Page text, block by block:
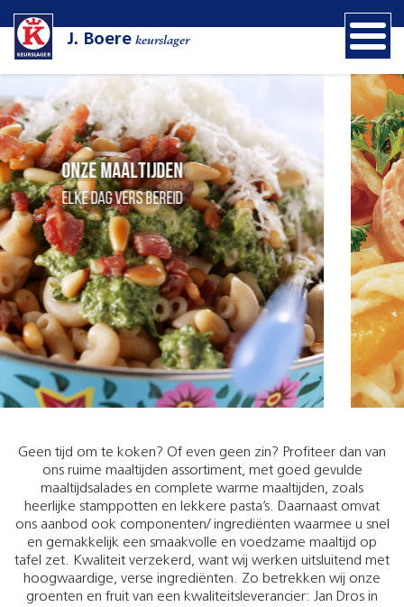
J. Boerekeurslager
Onze maaltijden
Elke dag vers bereid
Geen tijd om te koken? Of even geen zin? Profiteer dan van
ons ruime maaltijden assortiment, met goed gevulde
maaltijdsalades en complete warme maaltijden, zoals
heerlijke stamppotten en lekkere pasta’s. Daarnaast omvat
ons aanbod ook componenten/ ingrediënten waarmee u snel
en gemakkelijk een smaakvolle en voedzame maaltijd op
tafel zet. Kwaliteit verzekerd, want wij werken uitsluitend met
hoogwaardige, verse ingrediënten. Zo betrekken wij onze
groenten en fruit van een kwaliteitsleverancier: Jan Dros in